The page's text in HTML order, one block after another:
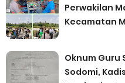
Perwakilan
Kecamatan
Oknum Guru
Sodomi,